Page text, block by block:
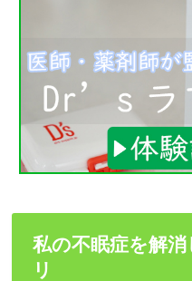
私の不眠症を解
リ